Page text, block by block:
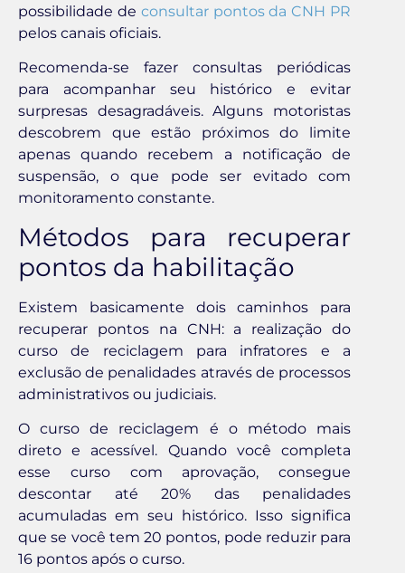
possibilidade de consultar pontos da CNH PR
pelos canais oficiais.
Recomenda-se fazer consultas periódicas
para acompanhar seu histórico e evitar
surpresas desagradáveis. Alguns motoristas
descobrem que estão próximos do limite
apenas quando recebem a notificação de
suspensão, o que pode ser evitado com
monitoramento constante.
Métodos para recuperar
pontos da habilitação
Existem basicamente dois caminhos para
recuperar pontos na CNH: a realização do
curso de reciclagem para infratores e a
exclusão de penalidades através de processos
administrativos ou judiciais.
O curso de reciclagem é o método mais
direto e acessível. Quando você completa
esse curso com aprovação, consegue
descontar até 20% das penalidades
acumuladas em seu histórico. Isso significa
que se você tem 20 pontos, pode reduzir para
16 pontos após o curso.